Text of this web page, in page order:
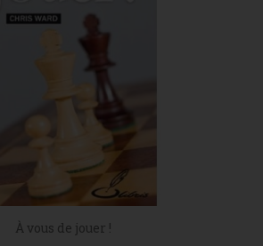
À vous de jouer !